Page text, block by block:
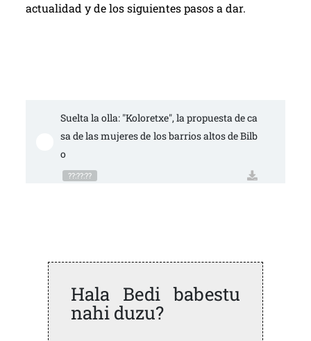
actualidad y de los siguientes pasos a dar.
Suelta la olla: "Koloretxe", la propuesta de ca
sa de las mujeres de los barrios altos de Bilb
o
??:??:??
Hala Bedi babestu
nahi duzu?